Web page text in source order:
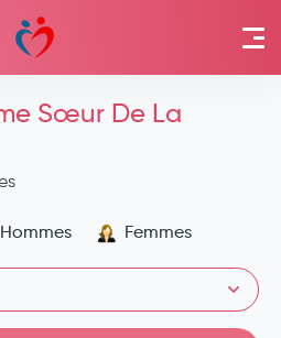
Sœur De La
Hommes Femmes